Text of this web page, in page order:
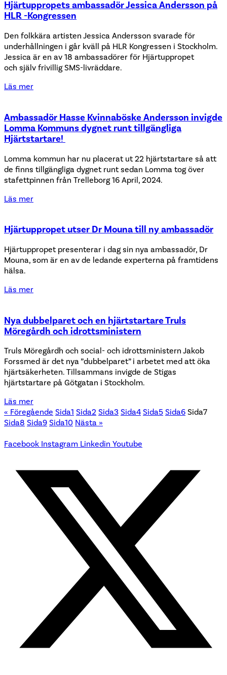
Hjärtuppropets ambassadör Jessica Andersson på
HLR -Kongressen
Den folkkära artisten Jessica Andersson svarade för
underhållningen i går kväll på HLR Kongressen i Stockholm.
Jessica är en av 18 ambassadörer för Hjärtuppropet
och själv frivillig SMS-livräddare.
Läs mer
Ambassadör Hasse Kvinnaböske Andersson invigde
Lomma Kommuns dygnet runt tillgängliga
Hjärtstartare!
Lomma kommun har nu placerat ut 22 hjärtstartare så att
de finns tillgängliga dygnet runt sedan Lomma tog över
stafettpinnen från Trelleborg 16 April, 2024.
Läs mer
Hjärtuppropet utser Dr Mouna till ny ambassadör
Hjärtuppropet presenterar i dag sin nya ambassadör, Dr
Mouna, som är en av de ledande experterna på framtidens
hälsa.
Läs mer
Nya dubbelparet och en hjärtstartare Truls
Möregårdh och idrottsministern
Truls Möregårdh och social- och idrottsministern Jakob
Forssmed är det nya ”dubbelparet” i arbetet med att öka
hjärtsäkerheten. Tillsammans invigde de Stigas
hjärtstartare på Götgatan i Stockholm.
Läs mer
« Föregående Sida1 Sida2 Sida3 Sida4 Sida5 Sida6 Sida7
Sida8 Sida9 Sida10 Nästa »
Facebook Instagram Linkedin Youtube